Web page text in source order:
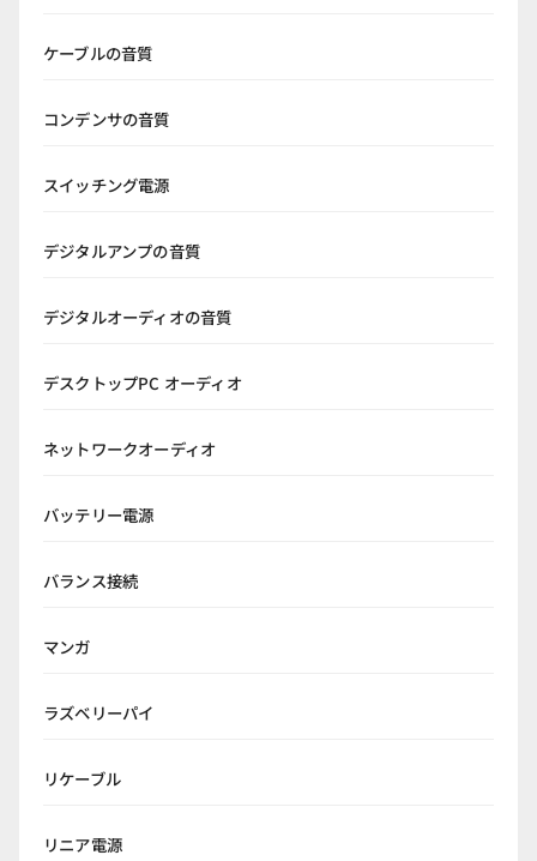
ケーブルの音質
コンデンサの音質
スイッチング電源
デジタルアンプの音質
デジタルオーディオの音質
デスクトップPC オーディオ
ネットワークオーディオ
バッテリー電源
バランス接続
マンガ
ラズベリーパイ
リケーブル
リニア電源